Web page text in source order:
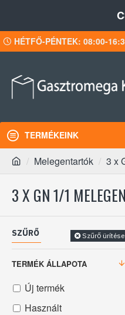
HÉTFŐ-PÉNTEK: 08:00-
TERMÉKEINK
Melegentartók 3 x
3 X GN 1/1
SZŰRŐ Szűrő ürítése
TERMÉK ÁLLAPOTA
Új termék
Használt